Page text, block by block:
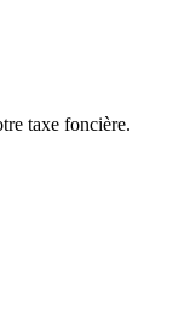
taxe foncière.